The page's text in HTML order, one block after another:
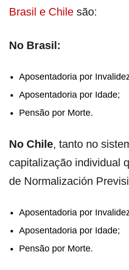
Brasil e Chile são:
No Brasil:
Aposentadoria por
Aposentadoria por Idade;
Pensão por Morte.
No Chile, tanto no
capitalização individual
de Normalización
Aposentadoria por
Aposentadoria por Idade;
Pensão por Morte.